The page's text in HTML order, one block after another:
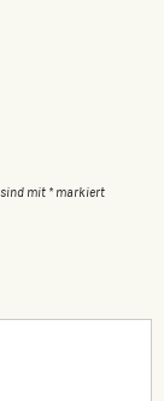
sind mit * markiert